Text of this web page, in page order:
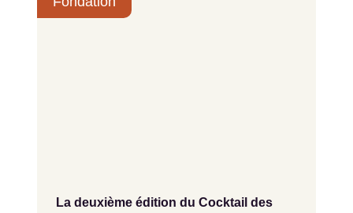
La deuxième édition du Cocktail des